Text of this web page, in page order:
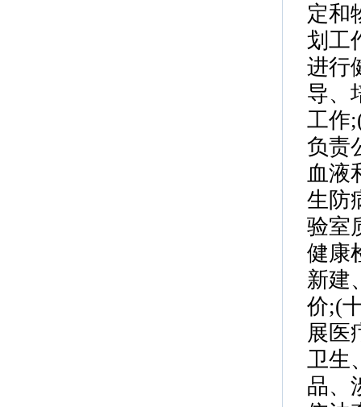
定和
划工
进行
导、
工作
负责
血液
生防
验室
健康
新建
价;(
展医
卫生
品、